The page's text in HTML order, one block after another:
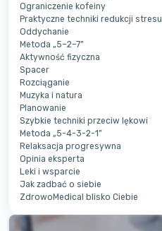
Ograniczenie kofeiny
Praktyczne techniki redukcji stresu
Oddychanie
Metoda „5–2–7”
Aktywność fizyczna
Spacer
Rozciąganie
Muzyka i natura
Planowanie
Szybkie techniki przeciw lękowi
Metoda „5-4-3-2-1”
Relaksacja progresywna
Opinia eksperta
Leki i wsparcie
Jak zadbać o siebie
ZdrowoMedical blisko Ciebie